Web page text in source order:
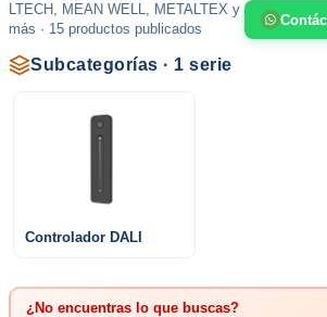
LTECH, MEAN WELL, METALTEX y
más · 15 productos publicados
Subcategorías · 1 serie
Controlador DALI
¿No encuentras lo que buscas?